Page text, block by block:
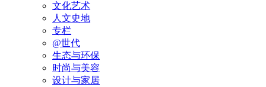
文化艺术
人文史地
专栏
@世代
生态与环保
时尚与美容
设计与家居